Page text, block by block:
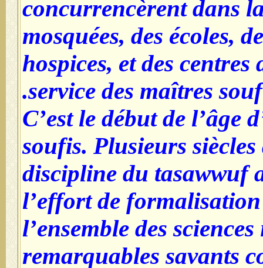
concurrencèrent dans
mosquées, des écoles,
hospices, et des centres
service des maîtres
C’est le début de l’âge
soufis. Plusieurs
discipline du tasawwuf
l’effort de
l’ensemble des
remarquables savants